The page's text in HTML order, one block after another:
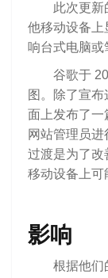
此次更新
他移动设备上
响台式电脑或
谷歌于
图。除了宣
面上发布了一
网站管理员
过渡是为了改
移动设备上可
影响
根据他们